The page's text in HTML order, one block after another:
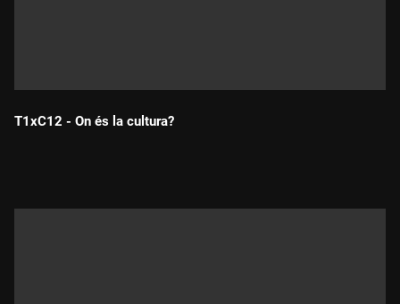
T1xC12 - On és la cultura?